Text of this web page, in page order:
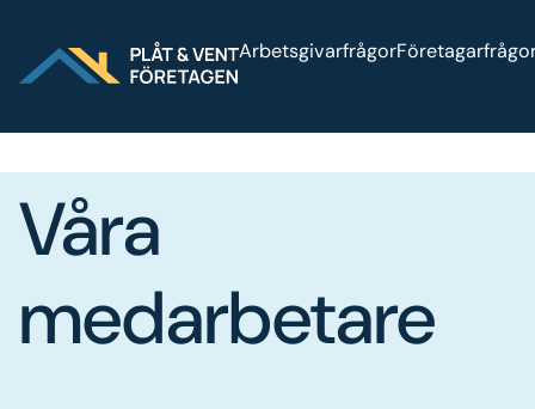
Arbetsgivarfrågor
Våra
medarbetare